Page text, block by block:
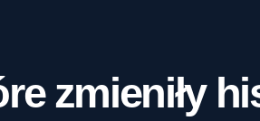
zmieniły